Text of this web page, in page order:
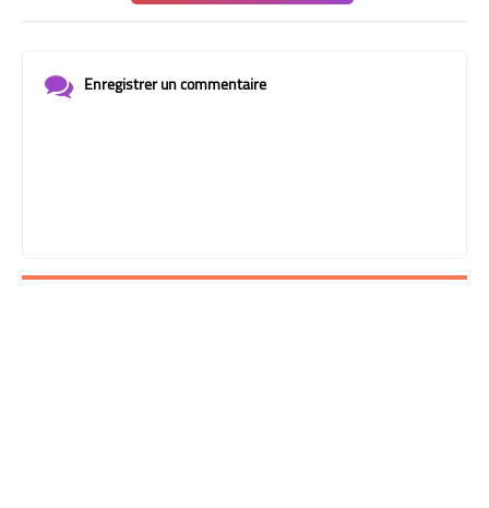
Enregistrer un commentaire